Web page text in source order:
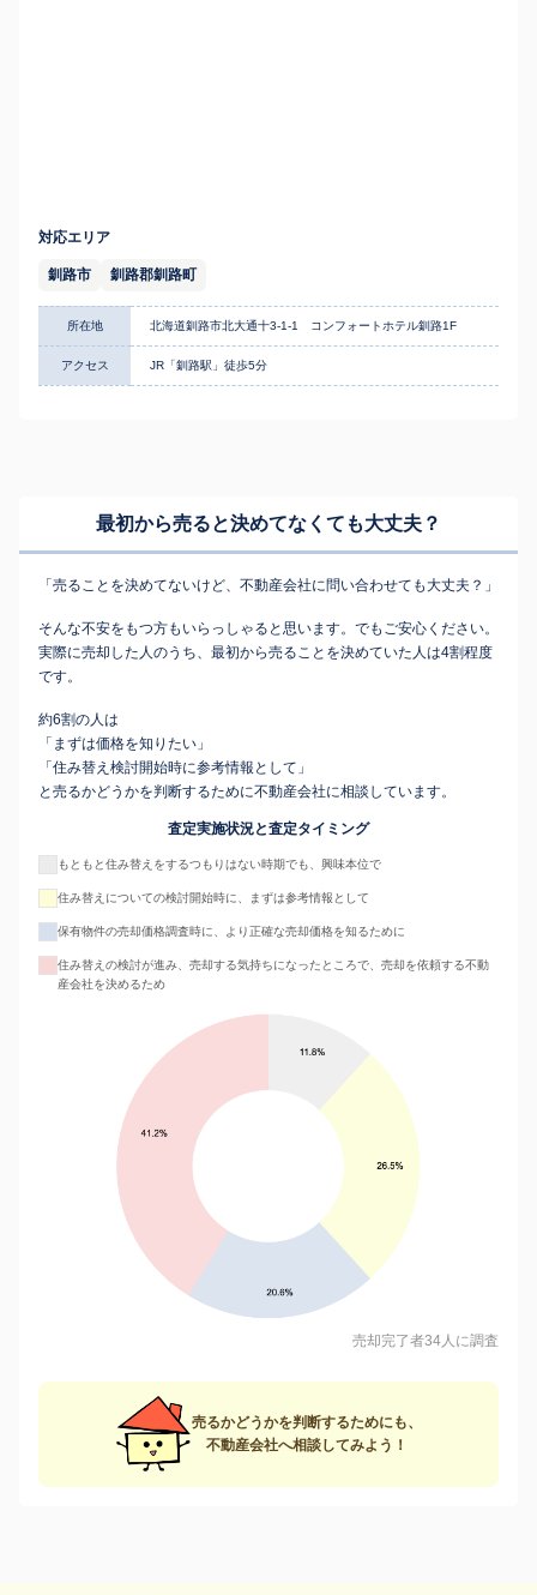
対応エリア
釧路市 釧路郡釧路町
所在地 北海道釧路市北大通十3-1-1 コンフォートホテル釧路1F
アクセス JR「釧路駅」徒歩5分
最初から売ると決めてなくても大丈夫？
「売ることを決めてないけど、不動産会社に問い合わせても大丈夫？」
そんな不安をもつ方もいらっしゃると思います。でもご安心ください。
実際に売却した人のうち、最初から売ることを決めていた人は4割程度
です。
約6割の人は
「まずは価格を知りたい」
「住み替え検討開始時に参考情報として」
と売るかどうかを判断するために不動産会社に相談しています。
査定実施状況と査定タイミング
もともと住み替えをするつもりはない時期でも、興味本位で
住み替えについての検討開始時に、まずは参考情報として
保有物件の売却価格調査時に、より正確な売却価格を知るために
住み替えの検討が進み、売却する気持ちになったところで、売却を依頼する不動
産会社を決めるため
売却完了者34人に調査
売るかどうかを判断するためにも、
不動産会社へ相談してみよう！